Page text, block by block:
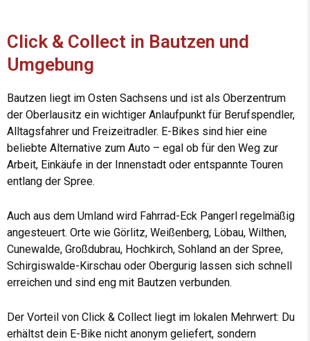
Click & Collect in Bautzen und
Umgebung
Bautzen liegt im Osten Sachsens und ist als Oberzentrum
der Oberlausitz ein wichtiger Anlaufpunkt für Berufspendler,
Alltagsfahrer und Freizeitradler. E-Bikes sind hier eine
beliebte Alternative zum Auto – egal ob für den Weg zur
Arbeit, Einkäufe in der Innenstadt oder entspannte Touren
entlang der Spree.
Auch aus dem Umland wird Fahrrad-Eck Pangerl regelmäßig
angesteuert. Orte wie Görlitz, Weißenberg, Löbau, Wilthen,
Cunewalde, Großdubrau, Hochkirch, Sohland an der Spree,
Schirgiswalde-Kirschau oder Obergurig lassen sich schnell
erreichen und sind eng mit Bautzen verbunden.
Der Vorteil von Click & Collect liegt im lokalen Mehrwert: Du
erhältst dein E-Bike nicht anonym geliefert, sondern